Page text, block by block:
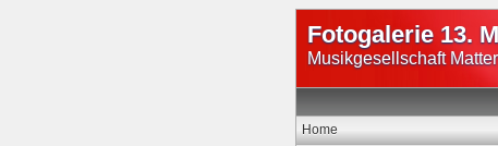
Fotogalerie 13.
Musikgesellschaft
Home